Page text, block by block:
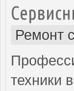
Ремонт
техники